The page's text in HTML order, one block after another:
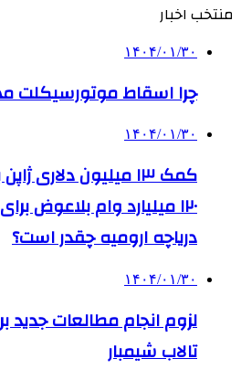
منتخب اخبار
۱۴۰۴/۰۱/۳۰
چرا اسقاط موتورسیکلت
۱۴۰۴/۰۱/۳۰
کمک‌ ۱۳ میلیون دلاری
۱۲۰ میلیارد وام بلاعوض
دریاچه ارومیه چقدر است؟
۱۴۰۴/۰۱/۳۰
لزوم انجام مطالعات
تالاب شیمبار